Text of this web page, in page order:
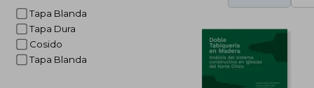
Tapa Blanda
Tapa Dura
Cosido
Tapa Blanda